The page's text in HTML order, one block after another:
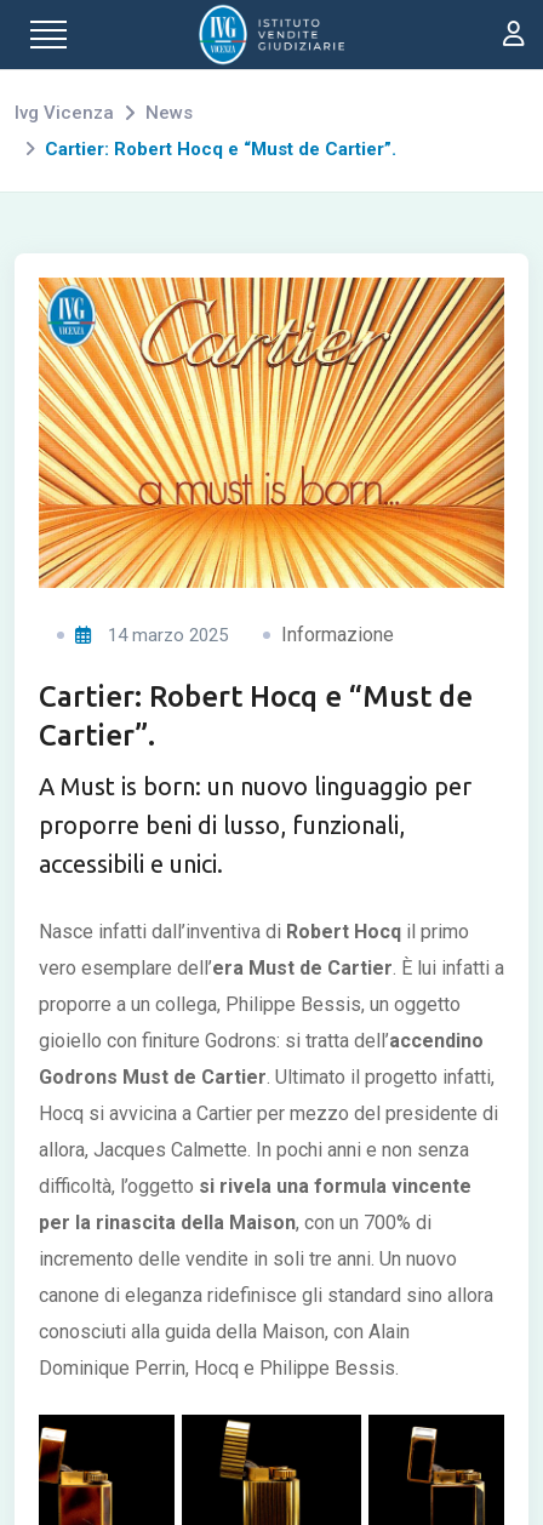
Ivg Vicenza
News
Cartier: Robert Hocq e “Must de Cartier”.
14 marzo 2025 Informazione
Cartier: Robert Hocq e “Must de
Cartier”.
A Must is born: un nuovo linguaggio per
proporre beni di lusso, funzionali,
accessibili e unici.
Nasce infatti dall’inventiva di Robert Hocq il primo
vero esemplare dell’era Must de Cartier. È lui infatti a
proporre a un collega, Philippe Bessis, un oggetto
gioiello con finiture Godrons: si tratta dell’accendino
Godrons Must de Cartier. Ultimato il progetto infatti,
Hocq si avvicina a Cartier per mezzo del presidente di
allora, Jacques Calmette. In pochi anni e non senza
difficoltà, l’oggetto si rivela una formula vincente
per la rinascita della Maison, con un 700% di
incremento delle vendite in soli tre anni. Un nuovo
canone di eleganza ridefinisce gli standard sino allora
conosciuti alla guida della Maison, con Alain
Dominique Perrin, Hocq e Philippe Bessis.